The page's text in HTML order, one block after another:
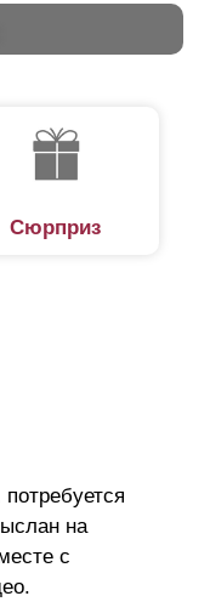
Сюрприз
на
с